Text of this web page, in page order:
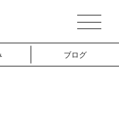
ブログ